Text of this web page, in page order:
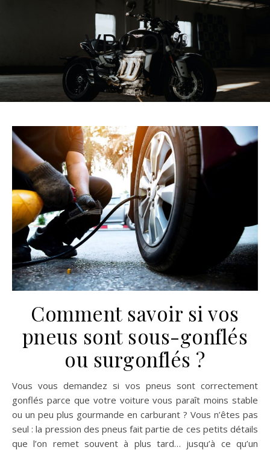
VROOM
Comment savoir si vos
pneus sont sous-gonflés
ou surgonflés ?
Vous vous demandez si vos pneus sont correctement
gonflés parce que votre voiture vous paraît moins stable
ou un peu plus gourmande en carburant ? Vous n’êtes pas
seul : la pression des pneus fait partie de ces petits détails
que l’on remet souvent à plus tard… jusqu’à ce qu’un